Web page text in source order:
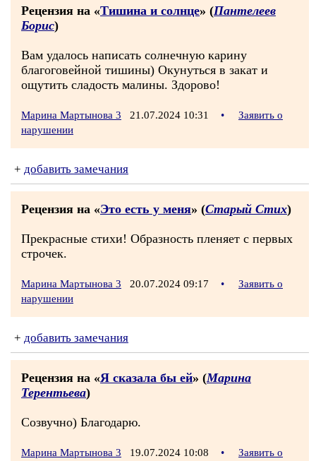
Рецензия на «Тишина и солнце» (Пантелеев
Борис)
Вам удалось написать солнечную карину
благоговейной тишины) Окунуться в закат и
ощутить сладость малины. Здорово!
Марина Мартынова 3 21.07.2024 10:31 •
Заявить о
нарушении
+ добавить замечания
Рецензия на «Это есть у меня» (Старый Стих)
Прекрасные стихи! Образность пленяет с первых
строчек.
Марина Мартынова 3 20.07.2024 09:17 •
Заявить о
нарушении
+ добавить замечания
Рецензия на «Я сказала бы ей» (Марина
Терентьева)
Созвучно) Благодарю.
Марина Мартынова 3 19.07.2024 10:08 •
Заявить о